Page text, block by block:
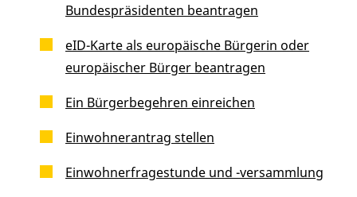
Bundespräsidenten beantragen
eID-Karte als europäische Bürgerin oder
europäischer Bürger beantragen
Ein Bürgerbegehren einreichen
Einwohnerantrag stellen
Einwohnerfragestunde und -versammlung